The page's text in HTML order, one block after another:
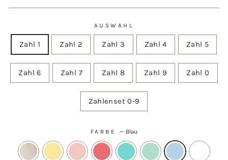
AUSWAHL
Zahl 1 Zahl 2 Zahl 3 Zahl 4 Zahl 5
Zahl 6 Zahl 7 Zahl 8 Zahl 9 Zahl 0
Zahlenset 0-9
FARBE— Blau